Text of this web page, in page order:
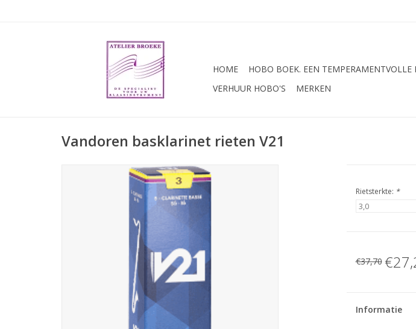
HOME HOBO BOEK. EEN TEMPERAMENTVOLLE
VERHUUR HOBO'S
MERKEN
Vandoren basklarinet rieten V21
Rietsterkte: *
€37,70
Informatie